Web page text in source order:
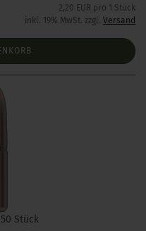
2,20 EUR pro 1 Stück
inkl. 19% MwSt. zzgl. Versand
Stück